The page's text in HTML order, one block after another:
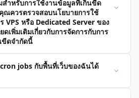
สำหรับการใช้งานข้อมูลที่เกินขีด
ณควรตรวจสอบนโยบายการใช้
VPS หรือ Dedicated Server ของ
ดเพิ่มเติมเกี่ยวกับการจัดการกับการ
ขีดจำกัดนี้
ด พื้นที่เว็บจะถูกบล็อก กรุณาติดต่อฝ่าย
งานอีกครั้ง
jobs กับพื้นที่เว็บของฉันได้